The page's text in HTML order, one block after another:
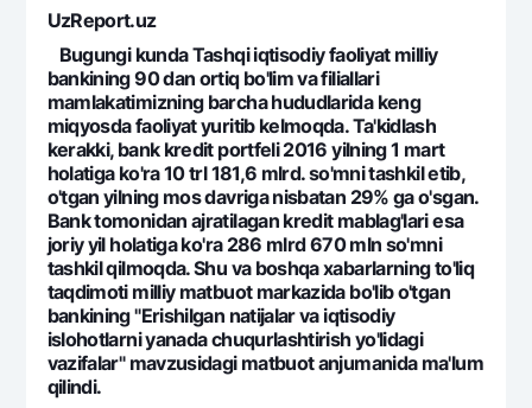
Sayt bo‘yicha qidiring
Qidirish
Foydali havolalar
Ko'p beriladigan savollar
Matbuot markazi
Ofis va bankomatlar
Shaxsiy ma'lumotlarni qayta ishlashga rozilik berish
Bizni ijtimoiy tarmoqlarda kuzatib boring
UzReport.uz
Bugungi kunda Tashqi iqtisodiy faoliyat milliy
bankining 90 dan ortiq bo'lim va filiallari
mamlakatimizning barcha hududlarida keng
miqyosda faoliyat yuritib kelmoqda. Ta'kidlash
kerakki, bank kredit portfeli 2016 yilning 1 mart
holatiga ko'ra 10 trl 181,6 mlrd. so'mni tashkil etib,
o'tgan yilning mos davriga nisbatan 29% ga o'sgan.
Bank tomonidan ajratilagan kredit mablag'lari esa
joriy yil holatiga ko'ra 286 mlrd 670 mln so'mni
tashkil qilmoqda. Shu va boshqa xabarlarning to'liq
taqdimoti milliy matbuot markazida bo'lib o'tgan
bankining "Erishilgan natijalar va iqtisodiy
islohotlarni yanada chuqurlashtirish yo'lidagi
vazifalar" mavzusidagi matbuot anjumanida ma'lum
qilindi.